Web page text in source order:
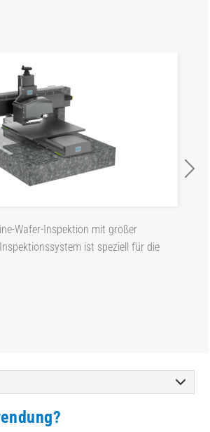
Wafer-Inspektion mit großer
ist speziell für die